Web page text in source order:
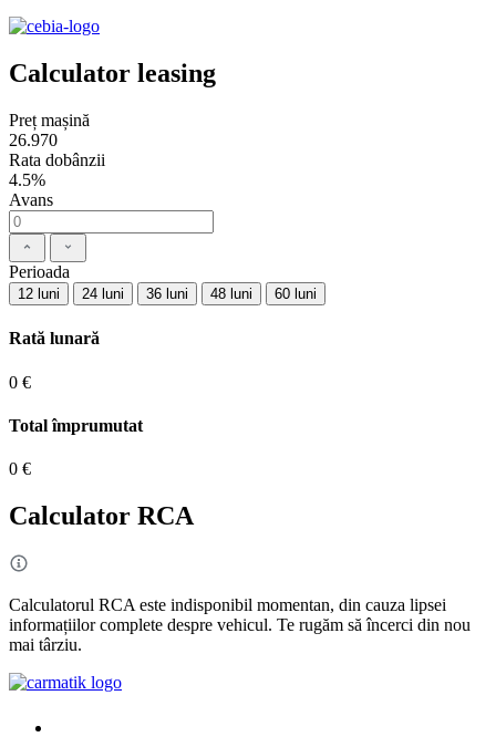
Calculator leasing
Preț mașină
26.970
Rata dobânzii
4.5%
Avans
Perioada
12 luni 24 luni 36 luni 48 luni 60 luni
Rată lunară
0 €
Total împrumutat
0 €
Calculator RCA
Calculatorul RCA este indisponibil momentan, din cauza lipsei
informațiilor complete despre vehicul. Te rugăm să încerci din nou
mai târziu.